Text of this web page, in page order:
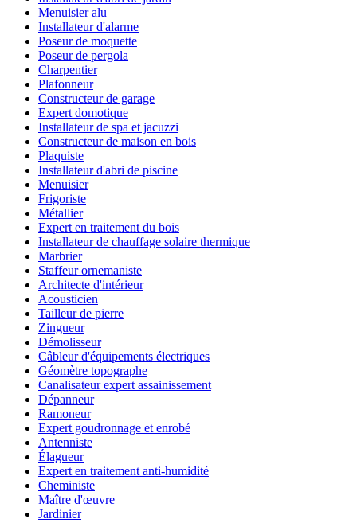
Menuisier alu
Installateur d'alarme
Poseur de moquette
Poseur de pergola
Charpentier
Plafonneur
Constructeur de garage
Expert domotique
Installateur de spa et jacuzzi
Constructeur de maison en bois
Plaquiste
Installateur d'abri de piscine
Menuisier
Frigoriste
Métallier
Expert en traitement du bois
Installateur de chauffage solaire thermique
Marbrier
Staffeur ornemaniste
Architecte d'intérieur
Acousticien
Tailleur de pierre
Zingueur
Démolisseur
Câbleur d'équipements électriques
Géomètre topographe
Canalisateur expert assainissement
Dépanneur
Ramoneur
Expert goudronnage et enrobé
Antenniste
Élagueur
Expert en traitement anti-humidité
Cheministe
Maître d'œuvre
Jardinier